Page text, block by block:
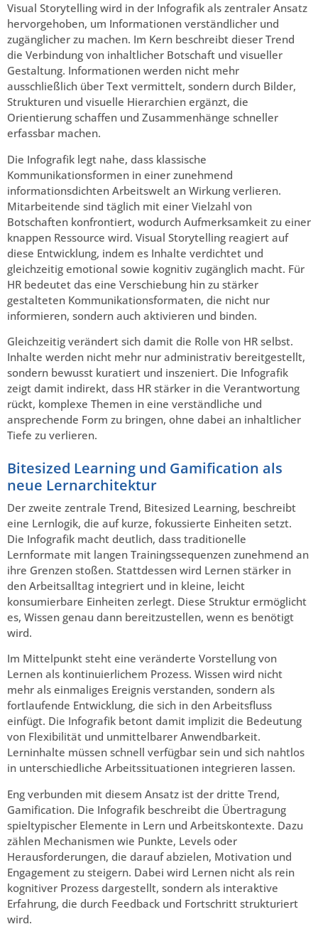
Visual Storytelling wird in der Infografik als zentraler Ansatz
hervorgehoben, um Informationen verständlicher und
zugänglicher zu machen. Im Kern beschreibt dieser Trend
die Verbindung von inhaltlicher Botschaft und visueller
Gestaltung. Informationen werden nicht mehr
ausschließlich über Text vermittelt, sondern durch Bilder,
Strukturen und visuelle Hierarchien ergänzt, die
Orientierung schaffen und Zusammenhänge schneller
erfassbar machen.
Die Infografik legt nahe, dass klassische
Kommunikationsformen in einer zunehmend
informationsdichten Arbeitswelt an Wirkung verlieren.
Mitarbeitende sind täglich mit einer Vielzahl von
Botschaften konfrontiert, wodurch Aufmerksamkeit zu einer
knappen Ressource wird. Visual Storytelling reagiert auf
diese Entwicklung, indem es Inhalte verdichtet und
gleichzeitig emotional sowie kognitiv zugänglich macht. Für
HR bedeutet das eine Verschiebung hin zu stärker
gestalteten Kommunikationsformaten, die nicht nur
informieren, sondern auch aktivieren und binden.
Gleichzeitig verändert sich damit die Rolle von HR selbst.
Inhalte werden nicht mehr nur administrativ bereitgestellt,
sondern bewusst kuratiert und inszeniert. Die Infografik
zeigt damit indirekt, dass HR stärker in die Verantwortung
rückt, komplexe Themen in eine verständliche und
ansprechende Form zu bringen, ohne dabei an inhaltlicher
Tiefe zu verlieren.
Bitesized Learning und Gamification als
neue Lernarchitektur
Der zweite zentrale Trend, Bitesized Learning, beschreibt
eine Lernlogik, die auf kurze, fokussierte Einheiten setzt.
Die Infografik macht deutlich, dass traditionelle
Lernformate mit langen Trainingssequenzen zunehmend an
ihre Grenzen stoßen. Stattdessen wird Lernen stärker in
den Arbeitsalltag integriert und in kleine, leicht
konsumierbare Einheiten zerlegt. Diese Struktur ermöglicht
es, Wissen genau dann bereitzustellen, wenn es benötigt
wird.
Im Mittelpunkt steht eine veränderte Vorstellung von
Lernen als kontinuierlichem Prozess. Wissen wird nicht
mehr als einmaliges Ereignis verstanden, sondern als
fortlaufende Entwicklung, die sich in den Arbeitsfluss
einfügt. Die Infografik betont damit implizit die Bedeutung
von Flexibilität und unmittelbarer Anwendbarkeit.
Lerninhalte müssen schnell verfügbar sein und sich nahtlos
in unterschiedliche Arbeitssituationen integrieren lassen.
Eng verbunden mit diesem Ansatz ist der dritte Trend,
Gamification. Die Infografik beschreibt die Übertragung
spieltypischer Elemente in Lern und Arbeitskontexte. Dazu
zählen Mechanismen wie Punkte, Levels oder
Herausforderungen, die darauf abzielen, Motivation und
Engagement zu steigern. Dabei wird Lernen nicht als rein
kognitiver Prozess dargestellt, sondern als interaktive
Erfahrung, die durch Feedback und Fortschritt strukturiert
wird.